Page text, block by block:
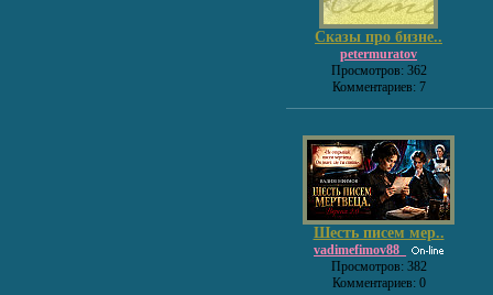
Сказы про бизне..
petermuratov
Просмотров: 362
Комментариев: 7
Шесть писем мер..
vadimefimov88_
Просмотров: 382
Комментариев: 0